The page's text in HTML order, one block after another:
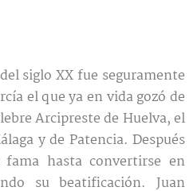
siglo XX fue seguramente
el que ya en vida gozó de
Arcipreste de Huelva, el
y de Patencia. Después
hasta convertirse en
su beatificación. Juan